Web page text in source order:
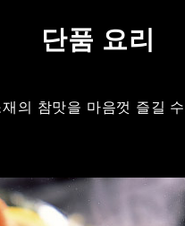
단품 요리
의 참맛을 마음껏 즐길